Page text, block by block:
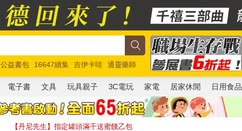
公益書包 16647續集 吉伊卡哇
通靈藥師
玩具總動員5 超慢跑
電子書 文具 玩具親子 3C電玩 家電 居家休閒 日用食品
【丹尼先生】指定罐頭滿千送蜜餞乙包